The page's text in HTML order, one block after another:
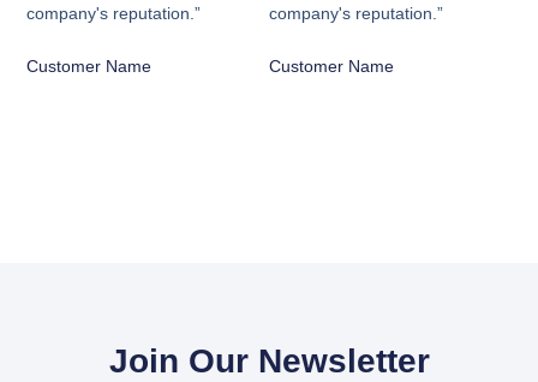
company's reputation.”
Customer Name
company's reputation.”
Customer Name
Join Our Newsletter